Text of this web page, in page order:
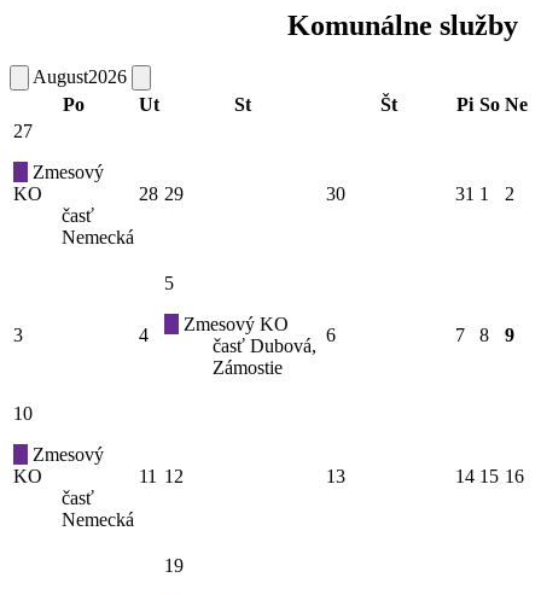
Komunálne služby
August2026
Po
Ut St Št Pi So Ne
27
Zmesový
KO
časť
Nemecká
28 29 30 31 1 2
3 4
5
Zmesový KO
časť Dubová,
Zámostie
6 7 8 9
10
Zmesový
KO
časť
Nemecká
11 12 13 14 15 16
19